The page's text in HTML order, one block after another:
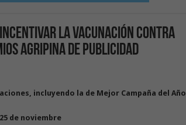
incentivar la vacunación contra
Agripina de publicidad
incluyendo la de Mejor Campaña del Año
de noviembre